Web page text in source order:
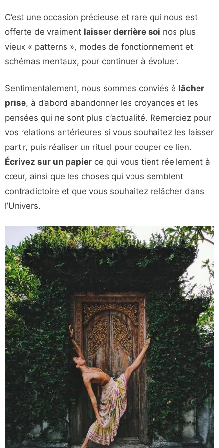
C’est une occasion précieuse et rare qui nous est
offerte de vraiment laisser derrière soi nos plus
vieux « patterns », modes de fonctionnement et
schémas mentaux, pour continuer à évoluer.
Sentimentalement, nous sommes conviés à lâcher
prise, à d’abord abandonner les croyances et les
pensées qui ne sont plus d’actualité. Remerciez pour
vos relations antérieures si vous souhaitez les laisser
partir, puis réaliser un rituel pour couper ce lien.
Écrivez sur un papier ce qui vous tient réellement à
cœur, ainsi que les choses qui vous semblent
contradictoire et que vous souhaitez relâcher dans
l’Univers.